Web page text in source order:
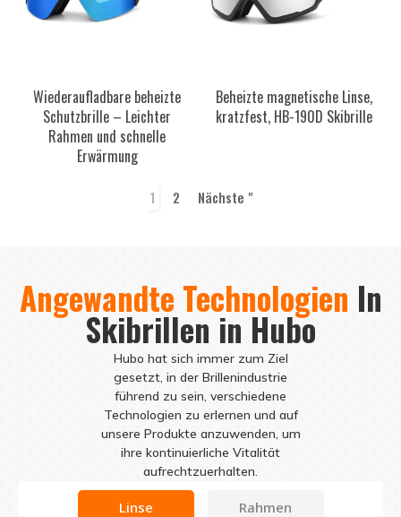
Wiederaufladbare beheizte
Schutzbrille – Leichter
Rahmen und schnelle
Erwärmung
Beheizte magnetische Linse,
kratzfest, HB-190D Skibrille
1 2 Nächste "
Angewandte Technologien In
Skibrillen in Hubo
Hubo hat sich immer zum Ziel
gesetzt, in der Brillenindustrie
führend zu sein, verschiedene
Technologien zu erlernen und auf
unsere Produkte anzuwenden, um
ihre kontinuierliche Vitalität
aufrechtzuerhalten.
Linse Rahmen